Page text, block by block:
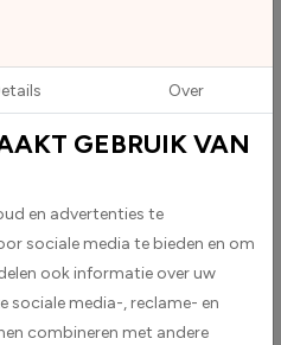
Upload eigen bestand
Over
GEBRUIK VAN
en advertenties te
sociale media te bieden en om
ook informatie over uw
sociale media-, reclame- en
combineren met andere